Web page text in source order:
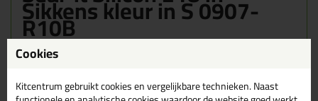
Sikkens kleur in S 0907-
R10B
Bestel de Seal-it Silicon 218 in Sikkens kleur in S 0907-R10B
vandaag nog! Vandaag besteld = morgen in huis.
Wil je meer weten over de toepassing en kenmerken van dit
Cookies
Kitcentrum gebruikt cookies en vergelijkbare technieken. Naast